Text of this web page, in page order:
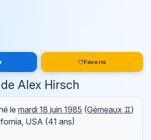
Favoris
Alex Hirsch
lemardi 18 juin 1985 (Gémeaux ♊)
USA (41 ans)